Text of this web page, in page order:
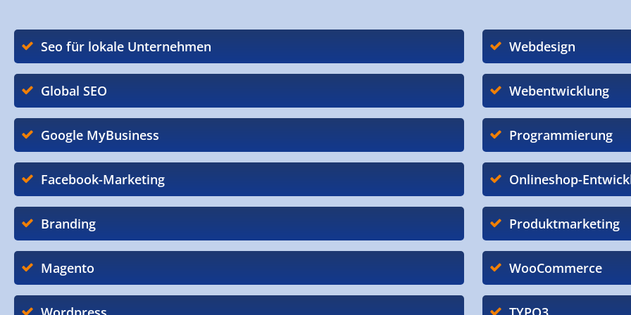
Seo für lokale Unternehmen
Global SEO
Google MyBusiness
Facebook-Marketing
Branding
Magento
Webdesign
Webentwicklung
Programmierung
Onlineshop-
Produktmarketing
WooCommerce